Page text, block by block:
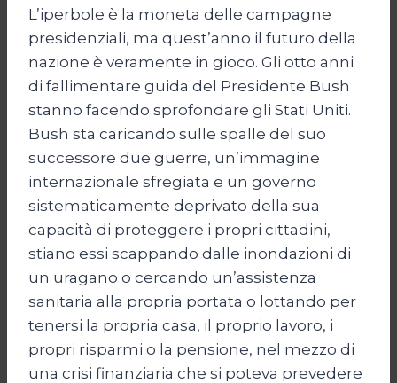
L’iperbole è la moneta delle campagne
presidenziali, ma quest’anno il futuro della
nazione è veramente in gioco. Gli otto anni
di fallimentare guida del Presidente Bush
stanno facendo sprofondare gli Stati Uniti.
Bush sta caricando sulle spalle del suo
successore due guerre, un’immagine
internazionale sfregiata e un governo
sistematicamente deprivato della sua
capacità di proteggere i propri cittadini,
stiano essi scappando dalle inondazioni di
un uragano o cercando un’assistenza
sanitaria alla propria portata o lottando per
tenersi la propria casa, il proprio lavoro, i
propri risparmi o la pensione, nel mezzo di
una crisi finanziaria che si poteva prevedere